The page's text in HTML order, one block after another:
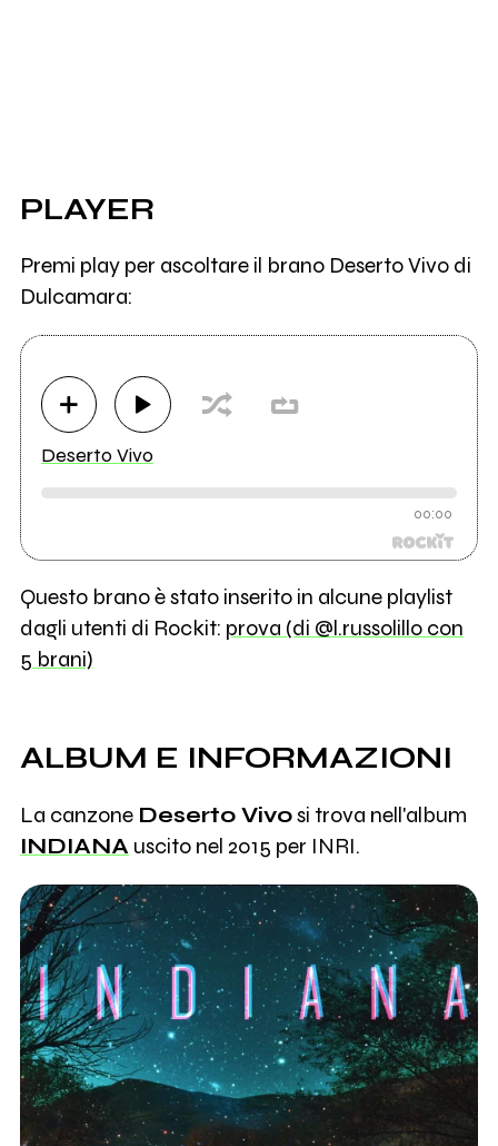
PLAYER
Premi play per ascoltare il brano Deserto Vivo di
Dulcamara:
Deserto Vivo
00:00
Questo brano è stato inserito in alcune playlist
dagli utenti di Rockit: prova (di @l.russolillo con
5 brani)
ALBUM E INFORMAZIONI
La canzone Deserto Vivosi trova nell'album
INDIANA uscito nel 2015 per INRI.